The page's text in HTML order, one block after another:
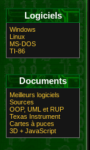
Logiciels
Windows
Linux
MS-DOS
TI-86
Documents
Meilleurs logiciels
Sources
OOP, UML et RUP
Texas Instrument
Cartes à puces
3D + JavaScript